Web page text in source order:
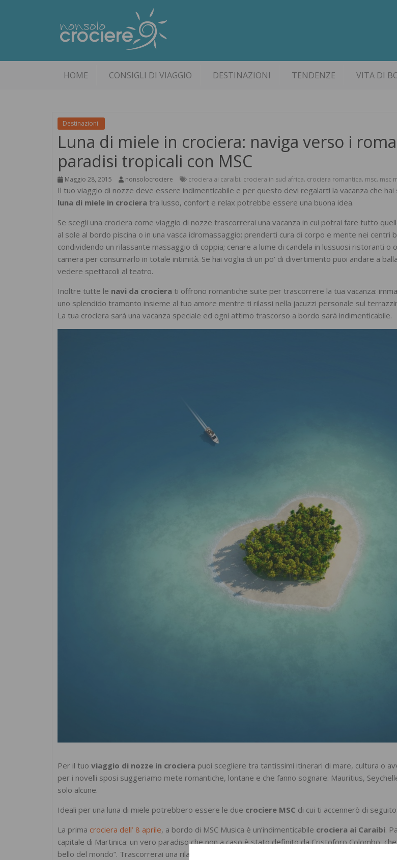
HOME CONSIGLI DI VIAGGIO DESTINAZIONI TENDENZE VITA DI
Destinazioni
Luna di miele in crociera: naviga verso i
paradisi tropicali con MSC
Maggio 28, 2015 nonsolocrociere crociera ai caraibi, crociera in sud africa, crociera romantica, msc, msc
Il tuo viaggio di nozze deve essere indimenticabile e per questo devi regalarti la vacanza che
luna di miele in crociera tra lusso, confort e relax potrebbe essere una buona idea.
Se scegli una crociera come viaggio di nozze trascorrerai una vacanza in cui potrai fare tutto
al sole al bordo piscina o in una vasca idromassaggio; prenderti cura di corpo e mente nei centri
condividendo un rilassante massaggio di coppia; cenare a lume di candela in lussuosi ristoranti o
camera per consumarlo in totale intimità. Se hai voglia di un po’ di divertimento puoi andare a
vedere spettacoli al teatro.
Inoltre tutte le navi da crociera ti offrono romantiche suite per trascorrere la tua vacanza:
uno splendido tramonto insieme al tuo amore mentre ti rilassi nella jacuzzi personale sul
La tua crociera sarà una vacanza speciale ed ogni attimo trascorso a bordo sarà indimenticabile.
Per il tuo viaggio di nozze in crociera puoi scegliere tra tantissimi itinerari di mare, cultura o
per i novelli sposi suggeriamo mete romantiche, lontane e che fanno sognare: Mauritius,
solo alcune.
Ideali per una luna di miele potrebbero essere le due crociere MSC di cui ti accennerò di seguito.
La prima crociera dell’ 8 aprile, a bordo di MSC Musica è un’indimenticabile crociera ai Caraibi.
capitale di Martinica: un vero paradiso che non a caso è stato definito da Cristoforo Colombo,
bello del mondo”. Trascorrerai una rilassante giornata su meravigliose spiagge bianche su cui